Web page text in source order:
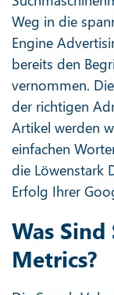
Weg in die
Engine
bereits den
vernommen.
der richtigen
Artikel werden
einfachen
die Löwenstark
Erfolg Ihrer
Was Sind
Metrics?